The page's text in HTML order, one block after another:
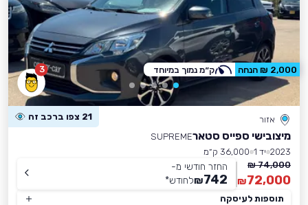
3
אזור 21 צפו ברכב זה
מיצובישי ספייס סטארSUPREME
2023 יד 1
36,000 ק״מ
74,000 ₪
72,000
₪
החזר חודשי מ-
742
₪לחודש*
תוספות לעיסקה
2,000 ₪ הנחה ק״מ נמוך במיוחד